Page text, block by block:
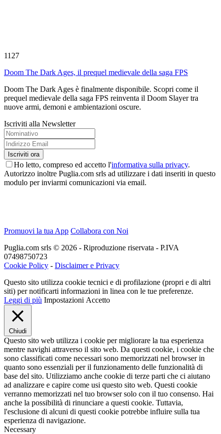
1127
Doom The Dark Ages, il prequel medievale della saga FPS
Doom The Dark Ages è finalmente disponibile. Scopri come il
prequel medievale della saga FPS reinventa il Doom Slayer tra
nuove armi, demoni e ambientazioni oscure.
Iscriviti alla Newsletter
Ho letto, compreso ed accetto l'informativa sulla privacy.
Autorizzo inoltre Puglia.com srls ad utilizzare i dati inseriti in questo
modulo per inviarmi comunicazioni via email.
Promuovi la tua App Collabora con Noi
Puglia.com srls © 2026 - Riproduzione riservata - P.IVA
07498750723
Cookie Policy - Disclaimer e Privacy
Questo sito utilizza cookie tecnici e di profilazione (propri e di altri
siti) per notificarti informazioni in linea con le tue preferenze.
Leggi di più Impostazioni Accetto
Chiudi
Questo sito web utilizza i cookie per migliorare la tua esperienza
mentre navighi attraverso il sito web. Da questi cookie, i cookie che
sono classificati come necessari sono memorizzati nel browser in
quanto sono essenziali per il funzionamento delle funzionalità di
base del sito. Utilizziamo anche cookie di terze parti che ci aiutano
ad analizzare e capire come usi questo sito web. Questi cookie
verranno memorizzati nel tuo browser solo con il tuo consenso. Hai
anche la possibilità di rinunciare a questi cookie. Tuttavia,
l'esclusione di alcuni di questi cookie potrebbe influire sulla tua
esperienza di navigazione.
Necessary